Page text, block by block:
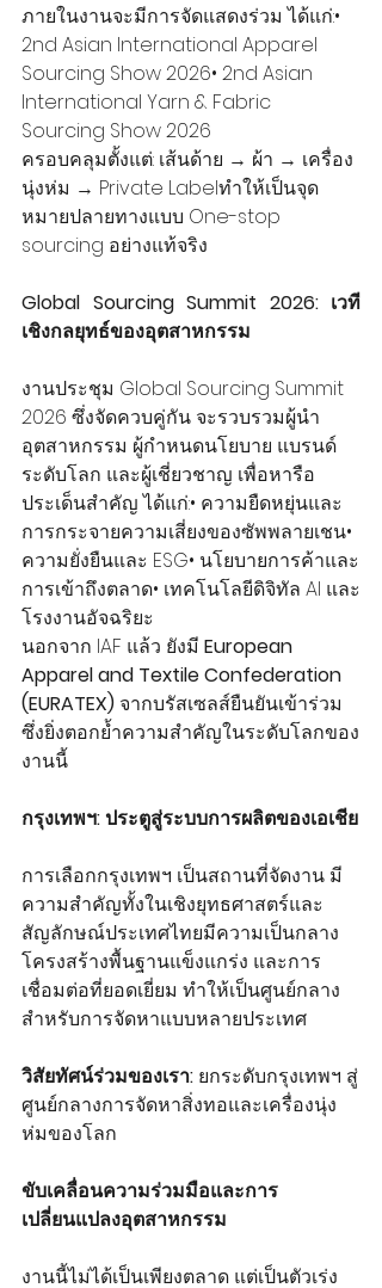
ภายในงานจะมีการจัดแสดงร่วม ได้แก่:•
2nd Asian International Apparel
Sourcing Show 2026• 2nd Asian
International Yarn & Fabric
Sourcing Show 2026
ครอบคลุมตั้งแต่: เส้นด้าย → ผ้า → เครื่อง
นุ่งห่ม → Private Labelทำให้เป็นจุด
หมายปลายทางแบบ One-stop
sourcing อย่างแท้จริง
Global Sourcing Summit 2026: เวที
เชิงกลยุทธ์ของอุตสาหกรรม
งานประชุม Global Sourcing Summit
2026 ซึ่งจัดควบคู่กัน จะรวบรวมผู้นำ
อุตสาหกรรม ผู้กำหนดนโยบาย แบรนด์
ระดับโลก และผู้เชี่ยวชาญ เพื่อหารือ
ประเด็นสำคัญ ได้แก่:• ความยืดหยุ่นและ
การกระจายความเสี่ยงของซัพพลายเชน•
ความยั่งยืนและ ESG• นโยบายการค้าและ
การเข้าถึงตลาด• เทคโนโลยีดิจิทัล AI และ
โรงงานอัจฉริยะ
นอกจาก IAF แล้ว ยังมี European
Apparel and Textile Confederation
(EURATEX) จากบรัสเซลส์ยืนยันเข้าร่วม
ซึ่งยิ่งตอกย้ำความสำคัญในระดับโลกของ
งานนี้
กรุงเทพฯ: ประตูสู่ระบบการผลิตของเอเชีย
การเลือกกรุงเทพฯ เป็นสถานที่จัดงาน มี
ความสำคัญทั้งในเชิงยุทธศาสตร์และ
สัญลักษณ์ประเทศไทยมีความเป็นกลาง
โครงสร้างพื้นฐานแข็งแกร่ง และการ
เชื่อมต่อที่ยอดเยี่ยม ทำให้เป็นศูนย์กลาง
สำหรับการจัดหาแบบหลายประเทศ
วิสัยทัศน์ร่วมของเรา: ยกระดับกรุงเทพฯ สู่
ศูนย์กลางการจัดหาสิ่งทอและเครื่องนุ่ง
ห่มของโลก
ขับเคลื่อนความร่วมมือและการ
เปลี่ยนแปลงอุตสาหกรรม
งานนี้ไม่ได้เป็นเพียงตลาด แต่เป็นตัวเร่ง